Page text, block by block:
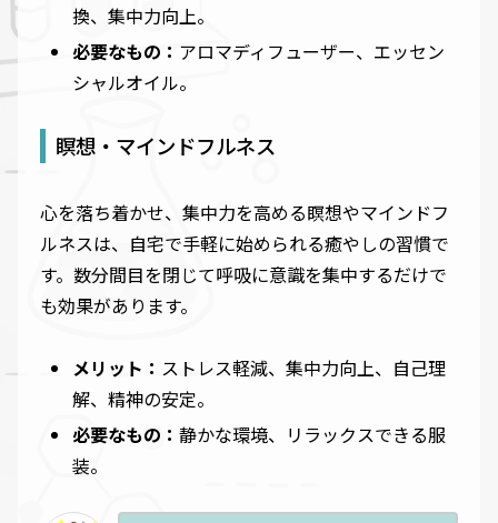
換、集中力向上。
必要なもの： アロマディフューザー、エッセン
シャルオイル。
瞑想・マインドフルネス
心を落ち着かせ、集中力を高める瞑想やマインドフ
ルネスは、自宅で手軽に始められる癒やしの習慣で
す。数分間目を閉じて呼吸に意識を集中するだけで
も効果があります。
メリット： ストレス軽減、集中力向上、自己理
解、精神の安定。
必要なもの：静かな環境、リラックスできる服
装。